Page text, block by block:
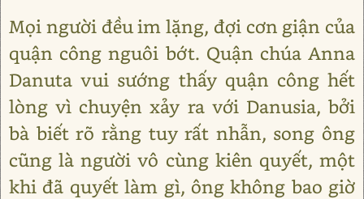
Mọi người đều im lặng, đợi cơn giận của
quận công nguôi bớt. Quận chúa Anna
Danuta vui sướng thấy quận công hết
lòng vì chuyện xảy ra với Danusia, bởi
bà biết rõ rằng tuy rất nhẫn, song ông
cũng là người vô cùng kiên quyết, một
khi đã quyết làm gì, ông không bao giờ